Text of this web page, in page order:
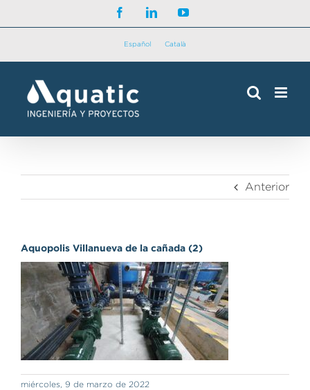
FacebookLinkedInYouTube
Español Català
Anterior
Aquopolis Villanueva de la cañada (2)
miércoles, 9 de marzo de 2022